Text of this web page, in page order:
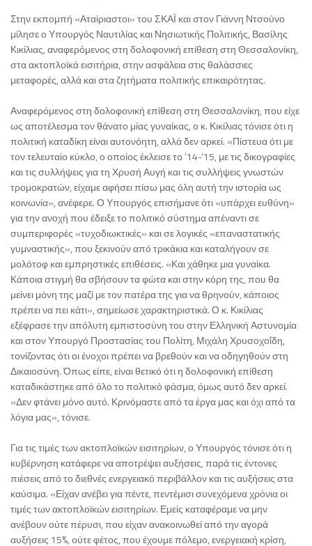
Στην εκπομπή «Αταίριαστοι» του ΣΚΑΪ και στον Γιάννη Ντσούνο
μίλησε ο Υπουργός Ναυτιλίας και Νησιωτικής Πολιτικής, Βασίλης
Κικίλιας, αναφερόμενος στη δολοφονική επίθεση στη Θεσσαλονίκη,
στα ακτοπλοϊκά εισιτήρια, στην ασφάλεια στις θαλάσσιες
μεταφορές, αλλά και στα ζητήματα πολιτικής επικαιρότητας.
Αναφερόμενος στη δολοφονική επίθεση στη Θεσσαλονίκη, που είχε
ως αποτέλεσμα τον θάνατο μίας γυναίκας, ο κ. Κικίλιας τόνισε ότι η
πολιτική καταδίκη είναι αυτονόητη, αλλά δεν αρκεί. «Πίστευα ότι με
τον τελευταίο κύκλο, ο οποίος έκλεισε το ’14-’15, με τις δικογραφίες
και τις συλλήψεις για τη Χρυσή Αυγή και τις συλλήψεις γνωστών
τρομοκρατών, είχαμε αφήσει πίσω μας όλη αυτή την ιστορία ως
κοινωνία», ανέφερε. Ο Υπουργός επισήμανε ότι «υπάρχει ευθύνη»
για την ανοχή που έδειξε το πολιτικό σύστημα απέναντι σε
συμπεριφορές «τυχοδιωκτικές» και σε λογικές «επαναστατικής
γυμναστικής», που ξεκινούν από τρικάκια και καταλήγουν σε
μολότοφ και εμπρηστικές επιθέσεις. «Και χάθηκε μια γυναίκα.
Κάποια στιγμή θα σβήσουν τα φώτα και στην κόρη της, που θα
μείνει μόνη της μαζί με τον πατέρα της για να θρηνούν, κάποιος
πρέπει να πει κάτι», σημείωσε χαρακτηριστικά. Ο κ. Κικίλιας
εξέφρασε την απόλυτη εμπιστοσύνη του στην Ελληνική Αστυνομία
και στον Υπουργό Προστασίας του Πολίτη, Μιχάλη Χρυσοχοΐδη,
τονίζοντας ότι οι ένοχοι πρέπει να βρεθούν και να οδηγηθούν στη
Δικαιοσύνη. Όπως είπε, είναι θετικό ότι η δολοφονική επίθεση
καταδικάστηκε από όλο το πολιτικό φάσμα, όμως αυτό δεν αρκεί.
«Δεν φτάνει μόνο αυτό. Κρινόμαστε από τα έργα μας και όχι από τα
λόγια μας», τόνισε.
Για τις τιμές των ακτοπλοϊκών εισιτηρίων, ο Υπουργός τόνισε ότι η
κυβέρνηση κατάφερε να αποτρέψει αυξήσεις, παρά τις έντονες
πιέσεις από το διεθνές ενεργειακό περιβάλλον και τις αυξήσεις στα
καύσιμα. «Είχαν ανέβει για πέντε, πεντέμισι συνεχόμενα χρόνια οι
τιμές των ακτοπλοϊκών εισιτηρίων. Εμείς καταφέραμε να μην
ανέβουν ούτε πέρυσι, που είχαν ανακοινωθεί από την αγορά
αυξήσεις 15%, ούτε φέτος, που έχουμε πόλεμο, ενεργειακή κρίση,